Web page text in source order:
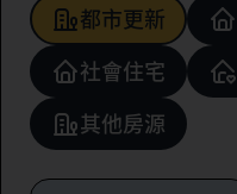
都市更新
社會住宅
其他房源